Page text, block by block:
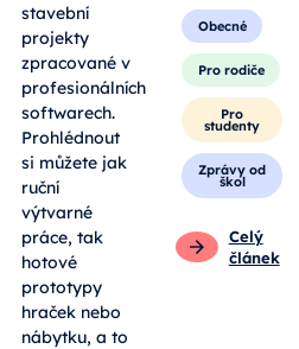
stavební
projekty
zpracované v
profesionálních
softwarech.
Prohlédnout
si můžete jak
ruční
výtvarné
práce, tak
hotové
prototypy
hraček nebo
nábytku, a to
Obecné
Pro rodiče
Pro
studenty
Zprávy od
škol
Celý
článek